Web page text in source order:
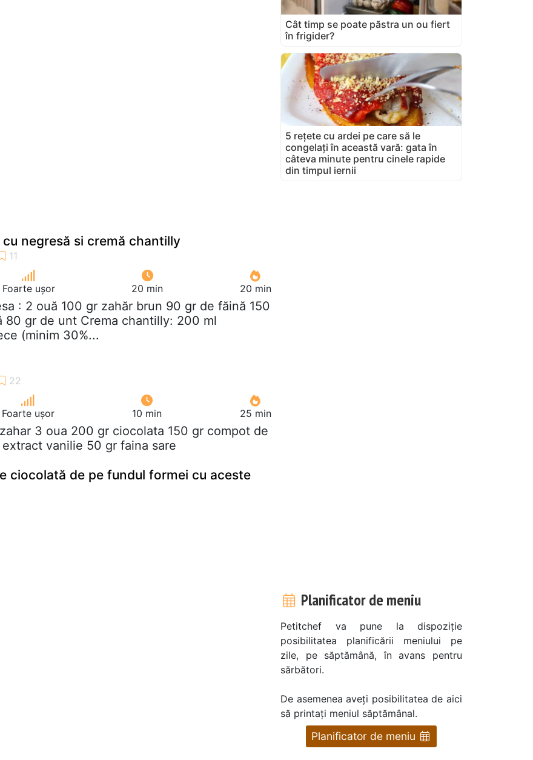
negresă si cremă chantilly
Foarte ușor 20 min 20 min
: 2 ouă 100 gr zahăr brun 90 gr de făină 150
80 gr de unt Crema chantilly: 200 ml
(minim 30%...
Foarte ușor 10 min 25 min
3 oua 200 gr ciocolata 150 gr compot de
vanilie 50 gr faina sare
ciocolată de pe fundul formei cu aceste
Cât timp se poate păstra un ou fiert
în frigider?
5 rețete cu ardei pe care să le
congelați în această vară: gata în
câteva minute pentru cinele rapide
din timpul iernii
Planificator de meniu
Petitchef va pune la dispoziție
posibilitatea planificării meniului pe
zile, pe săptămână, în avans pentru
sărbători.
De asemenea aveți posibilitatea de aici
să printați meniul săptămânal.
Planificator de meniu